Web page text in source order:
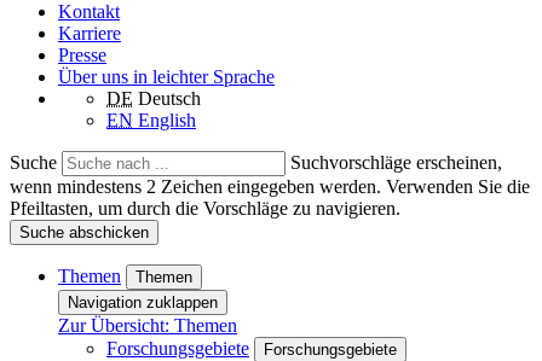
Kontakt
Karriere
Presse
Über uns in leichter Sprache
DE Deutsch
EN English
Suche
Suchvorschläge erscheinen,
wenn mindestens 2 Zeichen eingegeben werden. Verwenden Sie die
Pfeiltasten, um durch die Vorschläge zu navigieren.
Suche abschicken
Themen
Themen
Navigation zuklappen
Zur Übersicht: Themen
Forschungsgebiete
Forschungsgebiete